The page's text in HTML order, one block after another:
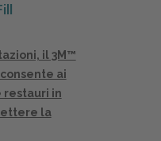
il 3M™
consente ai
in
la